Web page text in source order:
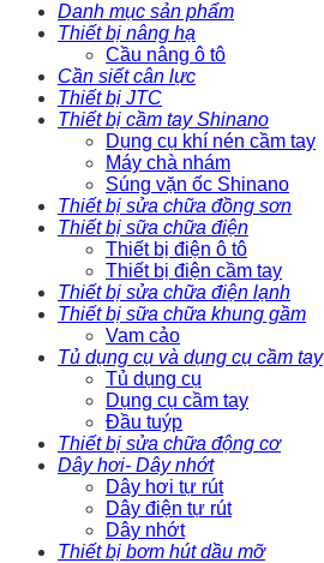
Danh mục sản phẩm
Thiết bị nâng hạ
Cầu nâng ô tô
Cần siết cân lực
Thiết bị JTC
Thiết bị cầm tay Shinano
Dụng cụ khí nén cầm tay
Máy chà nhám
Súng vặn ốc Shinano
Thiết bị sửa chữa đồng sơn
Thiết bị sữa chữa điện
Thiết bị điện ô tô
Thiết bị điện cầm tay
Thiết bị sửa chữa điện lạnh
Thiết bị sữa chữa khung gầm
Vam cảo
Tủ dụng cụ và dụng cụ cầm tay
Tủ dụng cụ
Dụng cụ cầm tay
Đầu tuýp
Thiết bị sửa chữa động cơ
Dây hơi- Dây nhớt
Dây hơi tự rút
Dây điện tự rút
Dây nhớt
Thiết bị bơm hút dầu mỡ